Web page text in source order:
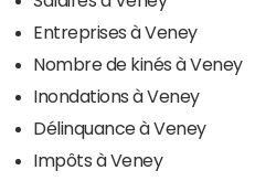
Entreprises à Veney
Nombre de kinés à Veney
Inondations à Veney
Délinquance à Veney
Impôts à Veney